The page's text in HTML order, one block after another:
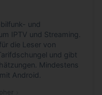
und
IPTV und Streaming.
die Leser von
und gibt
Mindestens
Android.